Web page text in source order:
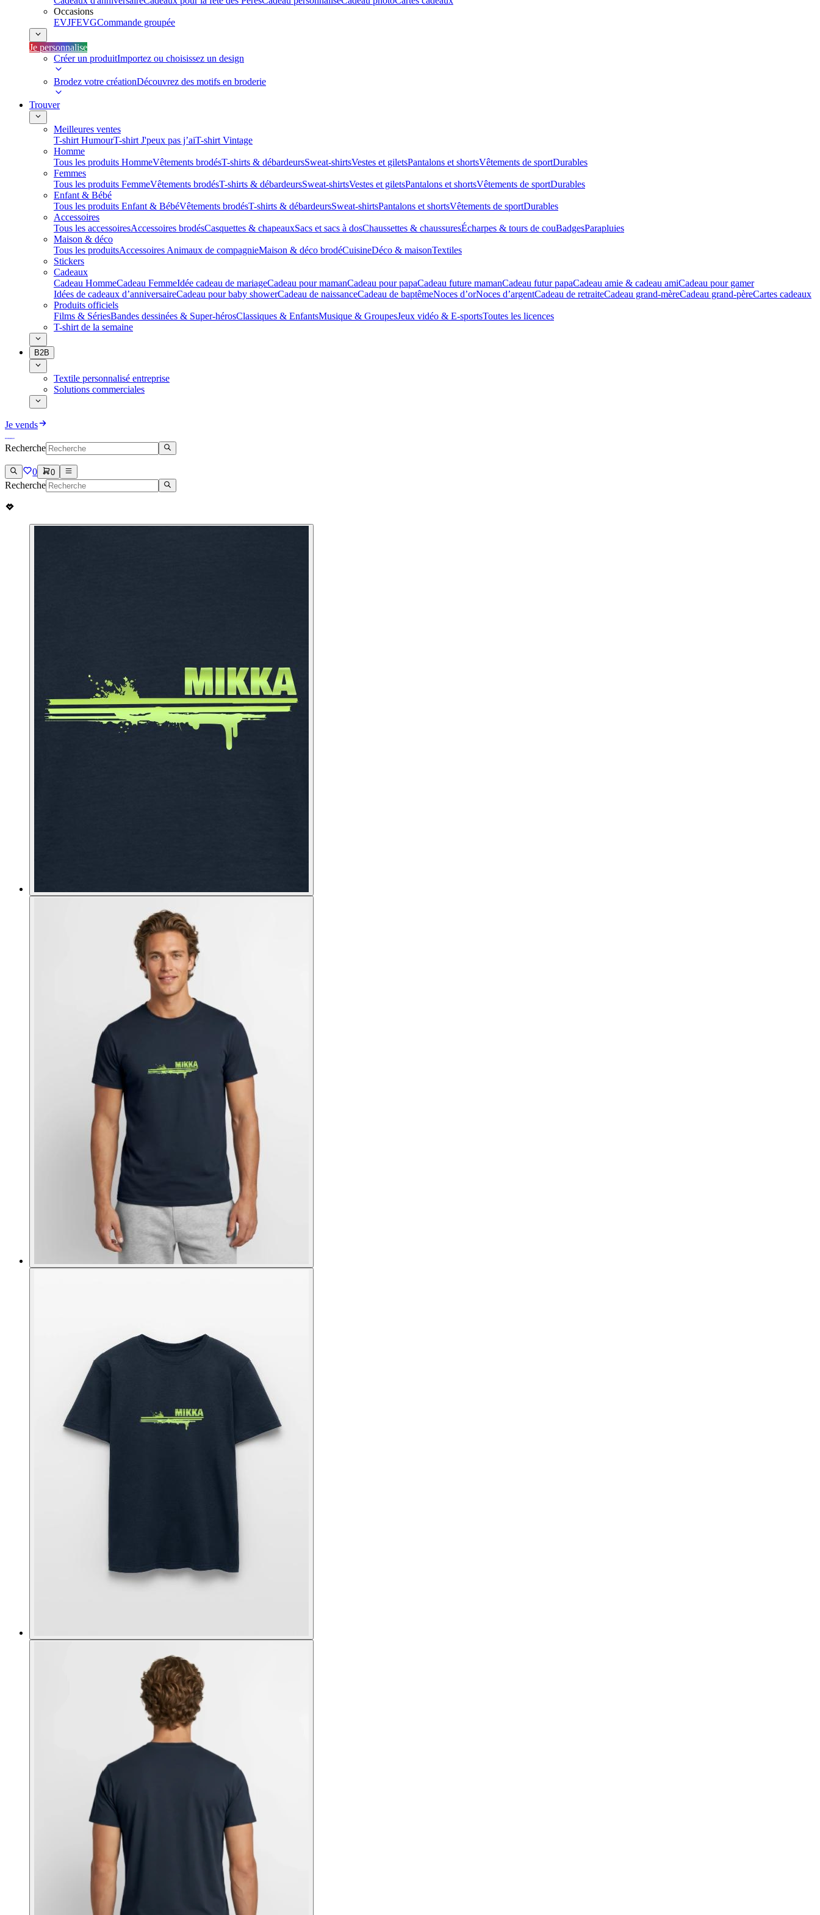
Occasions
EVJFEVGCommande groupée
Je personnalise
Créer un produitImportez ou choisissez un design
Brodez votre créationDécouvrez des motifs en broderie
Trouver
Meilleures ventes
T-shirt HumourT-shirt J'peux pas j’aiT-shirt Vintage
Homme
Tous les produits HommeVêtements brodésT-shirts & débardeursSweat-shirtsVestes et giletsPantalons et shortsVêtements de sportDurables
Femmes
Tous les produits FemmeVêtements brodésT-shirts & débardeursSweat-shirtsVestes et giletsPantalons et shortsVêtements de sportDurables
Enfant & Bébé
Tous les produits Enfant & BébéVêtements brodésT-shirts & débardeursSweat-shirtsPantalons et shortsVêtements de sportDurables
Accessoires
Tous les accessoiresAccessoires brodésCasquettes & chapeauxSacs et sacs à dosChaussettes & chaussuresÉcharpes & tours de couBadgesParapluies
Maison & déco
Tous les produitsAccessoires Animaux de compagnieMaison & déco brodéCuisineDéco & maisonTextiles
Stickers
Cadeaux
Cadeau HommeCadeau FemmeIdée cadeau de mariage​Cadeau pour mamanCadeau pour papaCadeau future mamanCadeau futur papaCadeau amie & cadeau amiCadeau pour gamer
Idées de cadeaux d’anniversaireCadeau pour baby showerCadeau de naissanceCadeau de baptêmeNoces d’orNoces d’argentCadeau de retraiteCadeau grand-mèreCadeau grand-pèreCartes cadeaux
Produits officiels
Films & SériesBandes dessinées & Super-hérosClassiques & EnfantsMusique & GroupesJeux vidéo & E-sportsToutes les licences
T-shirt de la semaine
B2B
Textile personnalisé entreprise
Solutions commerciales
Je vends
Recherche
0 0
Recherche